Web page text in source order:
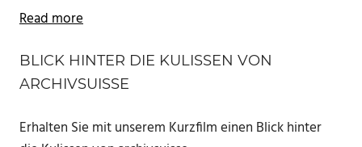
Read more
BLICK HINTER DIE KULISSEN VON
ARCHIVSUISSE
Erhalten Sie mit unserem Kurzfilm einen Blick hinter